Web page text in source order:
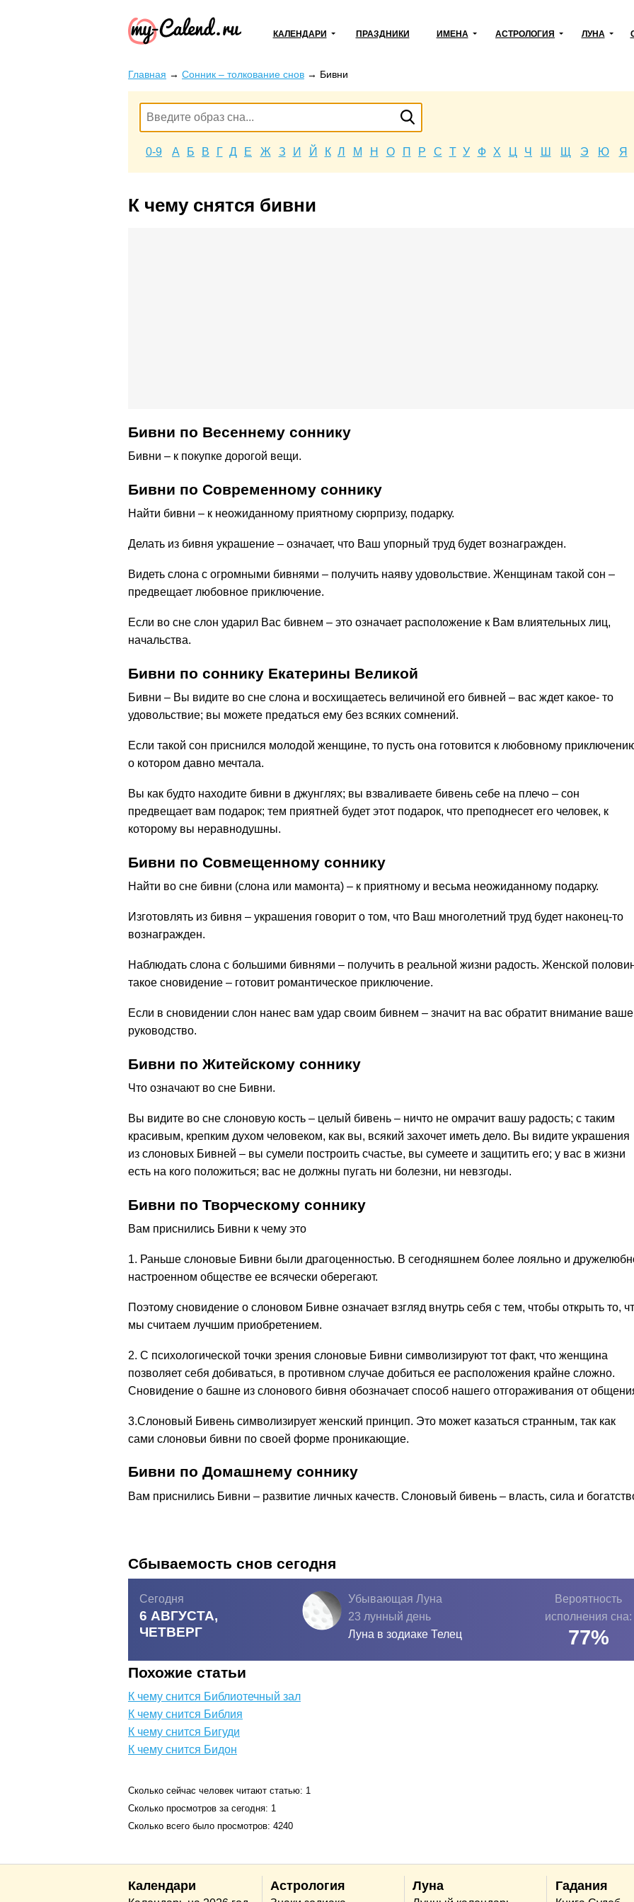
КАЛЕНДАРИ ПРАЗДНИКИ ИМЕНА АСТРОЛОГИЯ ЛУНА
Главная → Сонник – толкование снов → Бивни
0-9 А Б В Г Д Е Ж З И Й К Л М Н О П Р С Т У Ф Х Ц Ч Ш Щ Э Ю Я
К чему снятся бивни
Бивни по Весеннему соннику
Бивни – к покупке дорогой вещи.
Бивни по Современному соннику
Найти бивни – к неожиданному приятному сюрпризу, подарку.
Делать из бивня украшение – означает, что Ваш упорный труд будет вознагражден.
Видеть слона с огромными бивнями – получить наяву удовольствие. Женщинам такой сон –
предвещает любовное приключение.
Если во сне слон ударил Вас бивнем – это означает расположение к Вам влиятельных лиц,
начальства.
Бивни по соннику Екатерины Великой
Бивни – Вы видите во сне слона и восхищаетесь величиной его бивней – вас ждет какое- то
удовольствие; вы можете предаться ему без всяких сомнений.
Если такой сон приснился молодой женщине, то пусть она готовится к любовному
о котором давно мечтала.
Вы как будто находите бивни в джунглях; вы взваливаете бивень себе на плечо – сон
предвещает вам подарок; тем приятней будет этот подарок, что преподнесет его человек, к
которому вы неравнодушны.
Бивни по Совмещенному соннику
Найти во сне бивни (слона или мамонта) – к приятному и весьма неожиданному подарку.
Изготовлять из бивня – украшения говорит о том, что Ваш многолетний труд будет наконец-то
вознагражден.
Наблюдать слона с большими бивнями – получить в реальной жизни радость. Женской
такое сновидение – готовит романтическое приключение.
Если в сновидении слон нанес вам удар своим бивнем – значит на вас обратит внимание ваше
руководство.
Бивни по Житейскому соннику
Что означают во сне Бивни.
Вы видите во сне слоновую кость – целый бивень – ничто не омрачит вашу радость; с таким
красивым, крепким духом человеком, как вы, всякий захочет иметь дело. Вы видите украшения
из слоновых Бивней – вы сумели построить счастье, вы сумеете и защитить его; у вас в жизни
есть на кого положиться; вас не должны пугать ни болезни, ни невзгоды.
Бивни по Творческому соннику
Вам приснились Бивни к чему это
1. Раньше слоновые Бивни были драгоценностью. В сегодняшнем более лояльно и
настроенном обществе ее всячески оберегают.
Поэтому сновидение о слоновом Бивне означает взгляд внутрь себя с тем, чтобы открыть то,
мы считаем лучшим приобретением.
2. С психологической точки зрения слоновые Бивни символизируют тот факт, что женщина
позволяет себя добиваться, в противном случае добиться ее расположения крайне сложно.
Сновидение о башне из слонового бивня обозначает способ нашего отгораживания от
3.Слоновый Бивень символизирует женский принцип. Это может казаться странным, так как
сами слоновьи бивни по своей форме проникающие.
Бивни по Домашнему соннику
Вам приснились Бивни – развитие личных качеств. Слоновый бивень – власть, сила и
Сбываемость снов сегодня
Сегодня
6 АВГУСТА,
ЧЕТВЕРГ
Убывающая Луна
23 лунный день
Луна в зодиаке Телец
Вероятность
исполнения сна:
77%
Похожие статьи
К чему снится Библиотечный зал
К чему снится Библия
К чему снится Бигуди
К чему снится Бидон
Сколько сейчас человек читают статью: 1
Сколько просмотров за сегодня: 1
Сколько всего было просмотров: 4240
Календари Астрология Луна Гадания